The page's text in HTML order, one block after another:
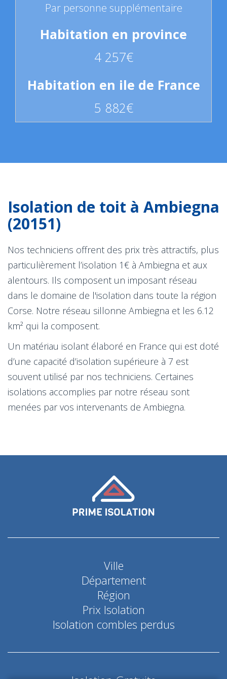
Par personne supplémentaire
4 257€
5 882€
Isolation de toit à Ambiegna
(20151)
Nos techniciens offrent des prix très attractifs, plus
particulièrement l’isolation 1€ à Ambiegna et aux
alentours. Ils composent un imposant réseau
dans le domaine de l'isolation dans toute la région
Corse. Notre réseau sillonne Ambiegna et les 6.12
km² qui la composent.
Un matériau isolant élaboré en France qui est doté
d’une capacité d’isolation supérieure à 7 est
souvent utilisé par nos techniciens. Certaines
isolations accomplies par notre réseau sont
menées par vos intervenants de Ambiegna.
Ville
Département
Région
Prix Isolation
Isolation combles perdus